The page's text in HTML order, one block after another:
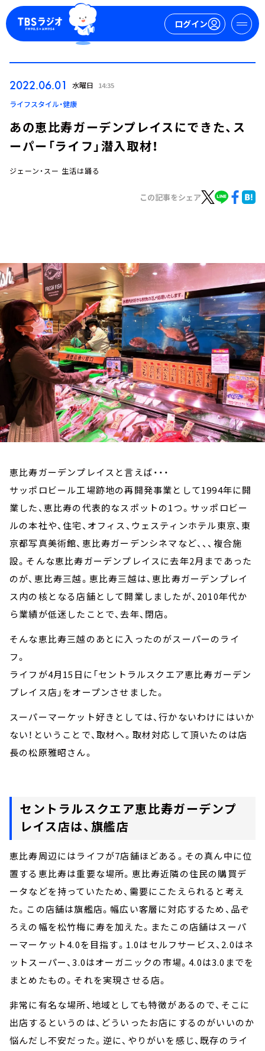
ログイン
ログイン
お知らせ
イベント・グッズ
YouTube
会社情報
2022.06.01 水曜日 14:35
ライフスタイル・健康
あの恵比寿ガーデンプレイスにできた、ス
ーパー「ライフ」潜入取材！
ジェーン・スー 生活は踊る
この記事をシェア
恵比寿ガーデンプレイスと言えば・・・
サッポロビール工場跡地の再開発事業として1994年に開
業した、恵比寿の代表的なスポットの1つ。サッポロビー
ルの本社や、住宅、オフィス、ウェスティンホテル東京、東
京都写真美術館、恵比寿ガーデンシネマなど、、、複合施
設。そんな恵比寿ガーデンプレイスに去年2月まであった
のが、恵比寿三越。恵比寿三越は、恵比寿ガーデンプレイ
ス内の核となる店舗として開業しましたが、2010年代か
ら業績が低迷したことで、去年、閉店。
そんな恵比寿三越のあとに入ったのがスーパーのライ
フ。
ライフが4月15日に「セントラルスクエア恵比寿ガーデン
プレイス店」をオープンさせました。
スーパーマーケット好きとしては、行かないわけにはいか
ない！ということで、取材へ。取材対応して頂いたのは店
長の松原雅昭さん。
セントラルスクエア恵比寿ガーデンプ
レイス店は、旗艦店
恵比寿周辺にはライフが7店舗ほどある。その真ん中に位
置する恵比寿は重要な場所。恵比寿近隣の住民の購買デ
ータなどを持っていたため、需要にこたえられると考え
た。この店舗は旗艦店。幅広い客層に対応するため、品ぞ
ろえの幅を松竹梅に寿を加えた。またこの店舗はスーパ
ーマーケット4.0を目指す。1.0はセルフサービス、2.0はネ
ットスーパー、3.0はオーガニックの市場。4.0は3.0までを
まとめたもの。それを実現させる店。
非常に有名な場所、地域としても特徴があるので、そこに
出店するというのは、どういったお店にするのがいいのか
悩んだし不安だった。逆に、やりがいを感じ、既存のライ